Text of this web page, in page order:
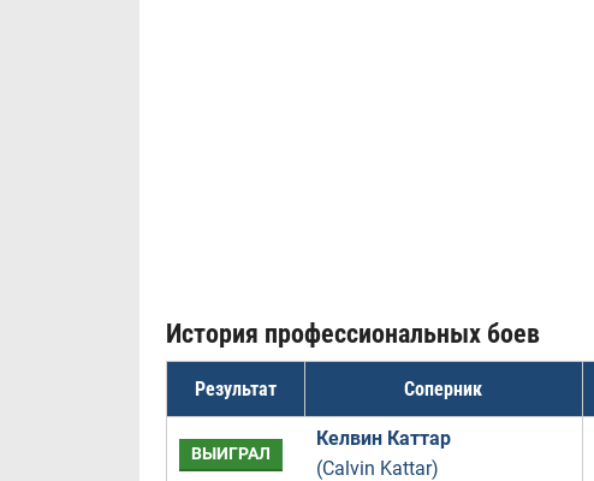
История профессиональных боев
Результат Соперник
ВЫИГРАЛ
Келвин Каттар
(Calvin Kattar)